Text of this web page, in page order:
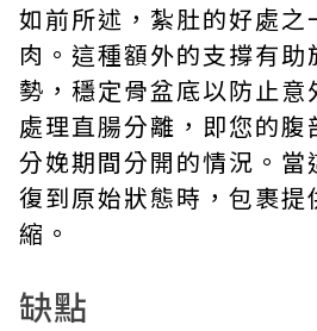
如前所述，紮肚的好處之
肉。這種額外的支撐有助
勢，穩定骨盆底以防止意
處理直腸分離，即您的腹
分娩期間分開的情況。當
復到原始狀態時，包裹提
縮。
缺點